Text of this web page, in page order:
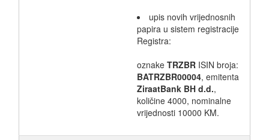
upis novih vrijednosnih
papira u sistem registracije
Registra:
oznake TRZBR ISIN broja:
BATRZBR00004, emitenta
ZiraatBank BH d.d.,
količine 4000, nominalne
vrijednosti 10000 KM.